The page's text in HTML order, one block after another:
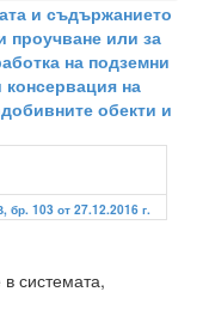
и съдържанието
проучване или за
на подземни
консервация на
обекти и
бр. 103 от 27.12.2016 г.
системата,